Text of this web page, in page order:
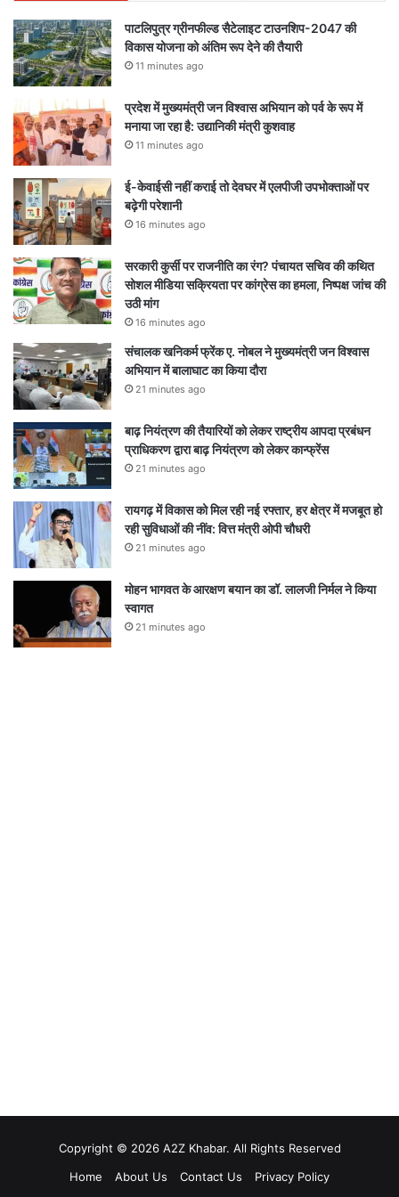
पाटलिपुत्र ग्रीनफील्ड सैटेलाइट टाउनशिप-2047 की
विकास योजना को अंतिम रूप देने की तैयारी
11 minutes ago
प्रदेश में मुख्यमंत्री जन विश्वास अभियान को पर्व के रूप में
मनाया जा रहा है: उद्यानिकी मंत्री कुशवाह
11 minutes ago
ई-केवाईसी नहीं कराई तो देवघर में एलपीजी उपभोक्ताओं पर
बढ़ेगी परेशानी
16 minutes ago
सरकारी कुर्सी पर राजनीति का रंग? पंचायत सचिव की कथित
सोशल मीडिया सक्रियता पर कांग्रेस का हमला, निष्पक्ष जांच की
उठी मांग
16 minutes ago
संचालक खनिकर्म फ्रेंक ए. नोबल ने मुख्यमंत्री जन विश्वास
अभियान में बालाघाट का किया दौरा
21 minutes ago
बाढ़ नियंत्रण की तैयारियों को लेकर राष्ट्रीय आपदा प्रबंधन
प्राधिकरण द्वारा बाढ़ नियंत्रण को लेकर कान्फ्रेंस
21 minutes ago
रायगढ़ में विकास को मिल रही नई रफ्तार, हर क्षेत्र में मजबूत हो
रही सुविधाओं की नींव: वित्त मंत्री ओपी चौधरी
21 minutes ago
मोहन भागवत के आरक्षण बयान का डॉ. लालजी निर्मल ने किया
स्वागत
21 minutes ago
Copyright © 2026 A2Z Khabar. All Rights Reserved
Home
About Us Contact Us Privacy Policy